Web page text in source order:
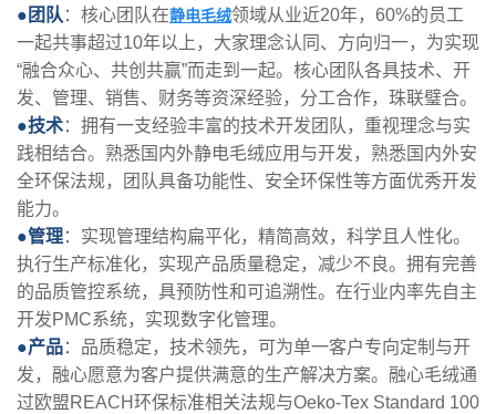
●团队 ：核心团队在静电毛绒领域从业近20年，60%的员工
一起共事超过10年以上，大家理念认同、方向归一，为实现
“融合众心、共创共赢”而走到一起。核心团队各具技术、开
发、管理、销售、财务等资深经验，分工合作，珠联璧合。
●技术：拥有一支经验丰富的技术开发团队，重视理念与实
践相结合。熟悉国内外静电毛绒应用与开发，熟悉国内外安
全环保法规，团队具备功能性、安全环保性等方面优秀开发
能力。
●管理：实现管理结构扁平化，精简高效，科学且人性化。
执行生产标准化，实现产品质量稳定，减少不良。拥有完善
的品质管控系统，具预防性和可追溯性。在行业内率先自主
开发PMC系统，实现数字化管理。
●产品：品质稳定，技术领先，可为单一客户专向定制与开
发，融心愿意为客户提供满意的生产解决方案。融心毛绒通
过欧盟REACH环保标准相关法规与Oeko-Tex Standard 100